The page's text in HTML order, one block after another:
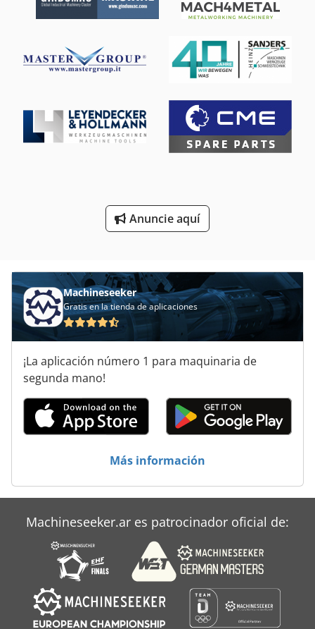
Prensa De Husillo
Prensa De Husillo Manual
Prensa De Husillo Movimiento
Torno De Husillo Hueco
Anuncie aquí
Machineseeker
Gratis en la tienda de aplicaciones
¡La aplicación número 1 para maquinaria de
segunda mano!
Más información
Machineseeker.ar es patrocinador oficial de: